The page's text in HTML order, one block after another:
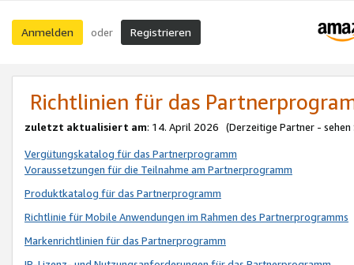
Anmelden oder Registrieren
Richtlinien für das
zuletzt aktualisiert am: 14. April 2026 (Derzeitige Partner - sehen
Vergütungskatalog für das Partnerprogramm
Voraussetzungen für die Teilnahme am Partnerprogramm
Produktkatalog für das Partnerprogramm
Richtlinie für Mobile Anwendungen im Rahmen des Partnerprogramms
Markenrichtlinien für das Partnerprogramm